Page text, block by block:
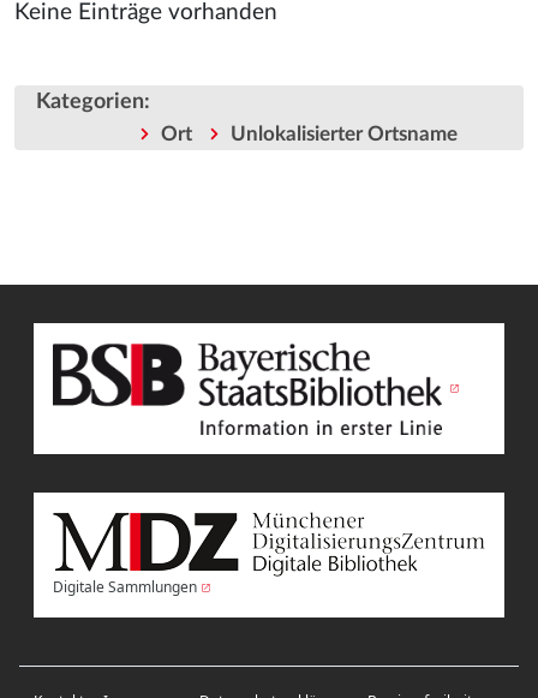
Keine Einträge vorhanden
Kategorien:
Ort Unlokalisierter Ortsname
Digitale Sammlungen